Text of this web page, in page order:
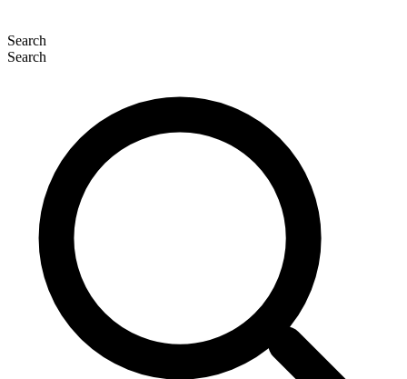
Search
Search